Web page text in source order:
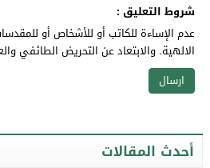
شروط التعليق :
عدم الإساءة للكاتب أو للأشخاص أو
الالهية. والابتعاد عن التحريض الطائفي
أحدث المقالات